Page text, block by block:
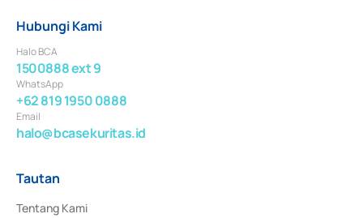
Hubungi Kami
Halo BCA
1500888 ext 9
WhatsApp
+62 819 1950 0888
Email
halo@bcasekuritas.id
Tautan
Tentang Kami